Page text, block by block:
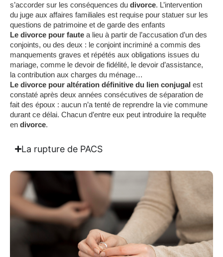
s’accorder sur les conséquences du divorce. L’intervention
du juge aux affaires familiales est requise pour statuer sur les
questions de patrimoine et de garde des enfants
Le divorce pour faute a lieu à partir de l’accusation d’un des
conjoints, ou des deux : le conjoint incriminé a commis des
manquements graves et répétés aux obligations issues du
mariage, comme le devoir de fidélité, le devoir d’assistance,
la contribution aux charges du ménage…
Le divorce pour altération définitive du lien conjugal est
constaté après deux années consécutives de séparation de
fait des époux : aucun n’a tenté de reprendre la vie commune
durant ce délai. Chacun d’entre eux peut introduire la requête
en divorce.
La rupture de PACS